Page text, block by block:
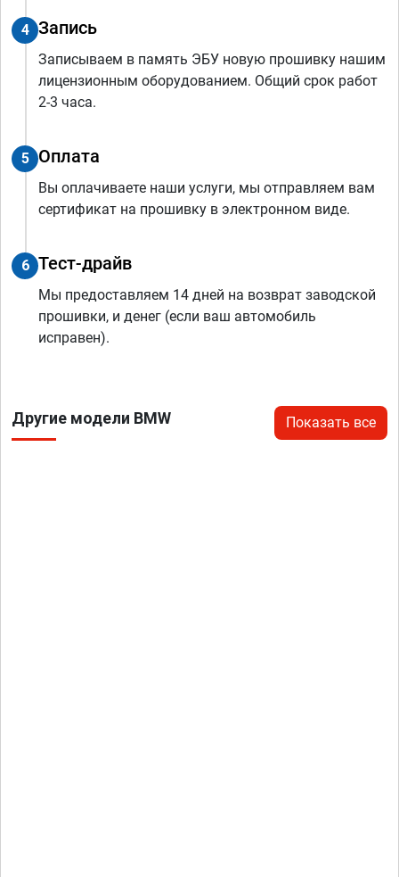
4 Запись
Записываем в память ЭБУ новую прошивку нашим
лицензионным оборудованием. Общий срок работ
2-3 часа.
5 Оплата
Вы оплачиваете наши услуги, мы отправляем вам
сертификат на прошивку в электронном виде.
6 Тест-драйв
Мы предоставляем 14 дней на возврат заводской
прошивки, и денег (если ваш автомобиль
исправен).
Другие модели BMW Показать все